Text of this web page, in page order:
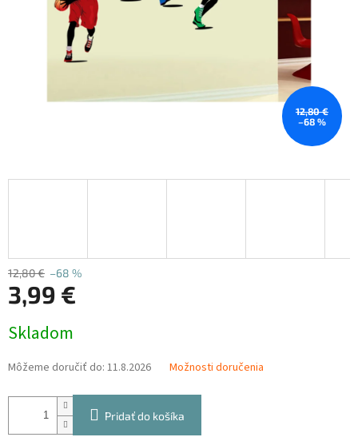
12,80 €
–68 %
12,80 € –68 %
3,99 €
cena:
Skladom
Môžeme doručiť do: 11.8.2026 Možnosti doručenia
Pridať do košíka